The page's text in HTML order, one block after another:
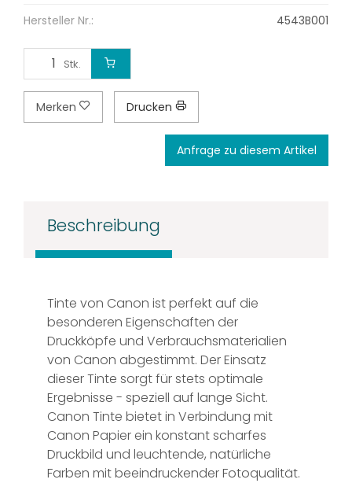
Hersteller Nr.: 4543B001
Stk.
Merken Drucken
Anfrage zu diesem Artikel
Beschreibung
Tinte von Canon ist perfekt auf die
besonderen Eigenschaften der
Druckköpfe und Verbrauchsmaterialien
von Canon abgestimmt. Der Einsatz
dieser Tinte sorgt für stets optimale
Ergebnisse - speziell auf lange Sicht.
Canon Tinte bietet in Verbindung mit
Canon Papier ein konstant scharfes
Druckbild und leuchtende, natürliche
Farben mit beeindruckender Fotoqualität.